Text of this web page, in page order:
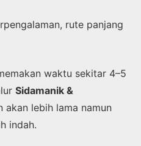
rute panjang
waktu sekitar 4–5
Sidamanik &
akan lebih lama namun
indah.